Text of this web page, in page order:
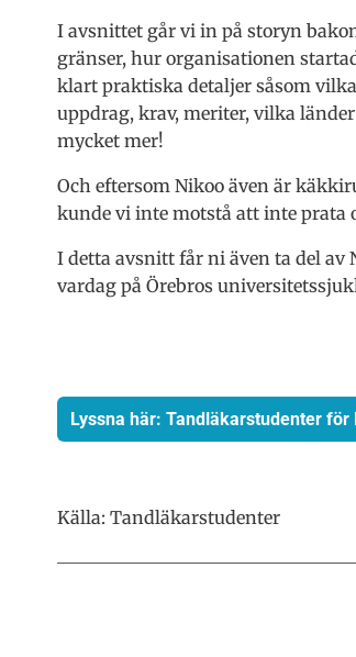
I avsnittet går vi in på storyn
gränser, hur organisationen
klart praktiska detaljer såsom
uppdrag, krav, meriter, vilka
mycket mer!
Och eftersom Nikoo även är
kunde vi inte motstå att inte prata
I detta avsnitt får ni även ta del
vardag på Örebros
Lyssna här: Tandläkarstudenter
Källa: Tandläkarstudenter